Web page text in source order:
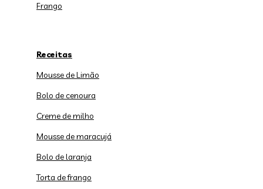
Frango
Receitas
Mousse de Limão
Bolo de cenoura
Creme de milho
Mousse de maracujá
Bolo de laranja
Torta de frango